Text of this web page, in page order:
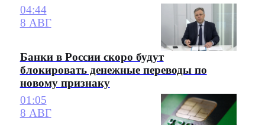
04:44
8 АВГ
Банки в России скоро будут
блокировать денежные переводы по
новому признаку
01:05
8 АВГ